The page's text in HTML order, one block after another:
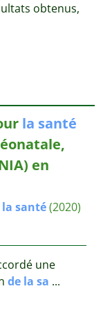
obtenus,
la santé
en
la santé(2020)
une
de la sa ...